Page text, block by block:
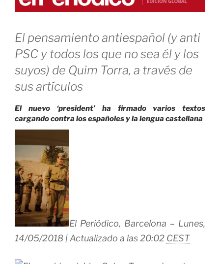
El pensamiento antiespañol (y anti
PSC y todos los que no sea él y los
suyos) de Quim Torra, a través de
sus artículos
El nuevo ‘president’ ha firmado varios textos
cargando contra los españoles y la lengua castellana
El Periódico, Barcelona – Lunes,
14/05/2018 | Actualizado a las 20:02 CEST